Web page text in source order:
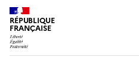
RÉPUBLIQUE
FRANÇAISE